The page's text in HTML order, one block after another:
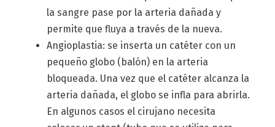
la sangre pase por la arteria dañada y
permite que fluya a través de la nueva.
Angioplastia: se inserta un catéter con un
pequeño globo (balón) en la arteria
bloqueada. Una vez que el catéter alcanza la
arteria dañada, el globo se infla para abrirla.
En algunos casos el cirujano necesita